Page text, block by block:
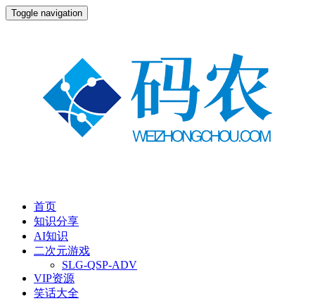
Toggle navigation
首页
知识分享
AI知识
二次元游戏
SLG-QSP-ADV
VIP资源
笑话大全